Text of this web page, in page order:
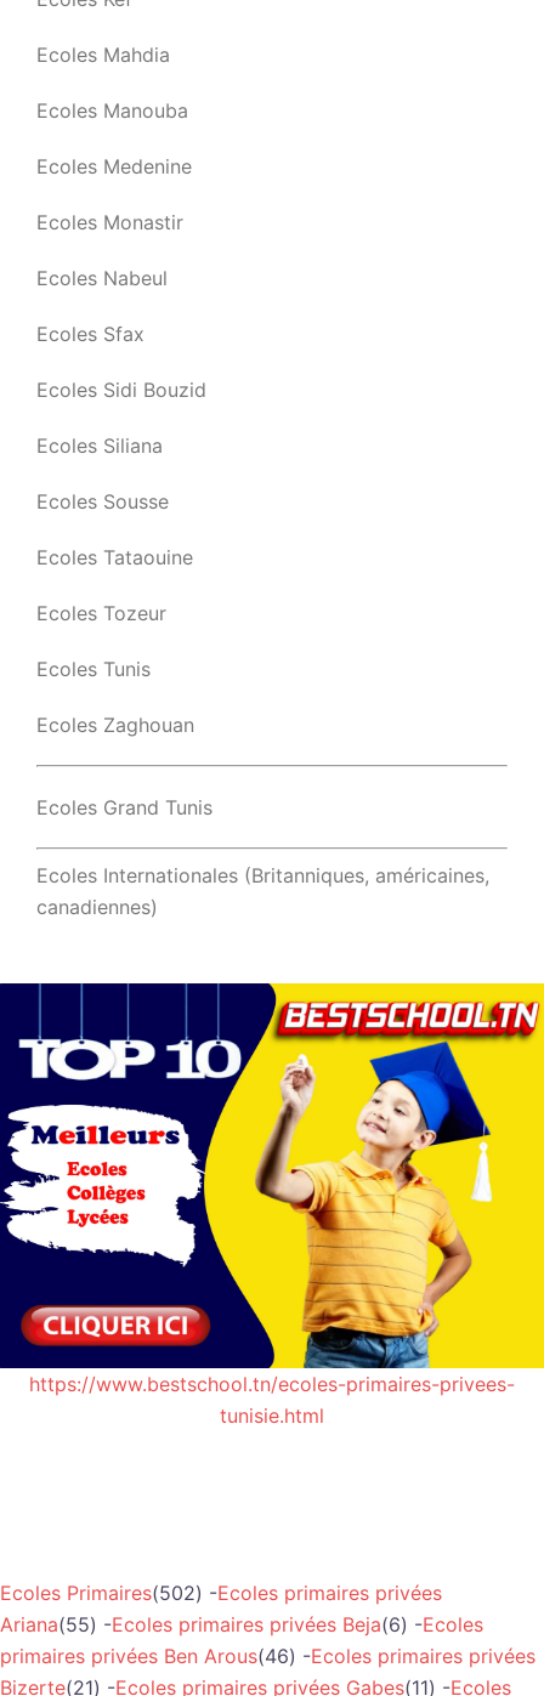
Ecoles Mahdia
Ecoles Manouba
Ecoles Medenine
Ecoles Monastir
Ecoles Nabeul
Ecoles Sfax
Ecoles Sidi Bouzid
Ecoles Siliana
Ecoles Sousse
Ecoles Tataouine
Ecoles Tozeur
Ecoles Tunis
Ecoles Zaghouan
Ecoles Grand Tunis
Ecoles Internationales (Britanniques, américaines,
canadiennes)
https://www.bestschool.tn/ecoles-primaires-privees-
tunisie.html
Ecoles Primaires(502) -Ecoles primaires privées
Ariana(55) -Ecoles primaires privées Beja(6) -Ecoles
primaires privées Ben Arous(46) -Ecoles primaires privées
Bizerte(21) -Ecoles primaires privées Gabes(11) -Ecoles